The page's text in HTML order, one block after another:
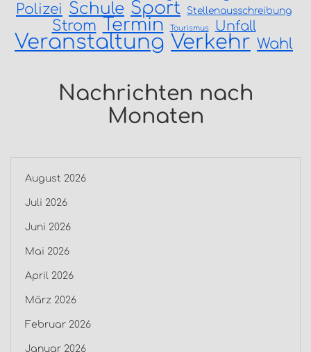
Polizei Schule Sport Stellenausschreibung
Strom Termin Tourismus Unfall
Veranstaltung Verkehr Wahl
Nachrichten nach
Monaten
August 2026
Juli 2026
Juni 2026
Mai 2026
April 2026
März 2026
Februar 2026
Januar 2026